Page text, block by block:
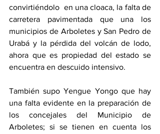
convirtiéndolo  en una cloaca, la falta de
carretera pavimentada que una los
municipios de Arboletes y San Pedro de
Urabá y la pérdida del volcán de lodo,
ahora que es propiedad del estado se
encuentra en descuido intensivo.
También supo Yengue Yongo que hay
una falta evidente en la preparación de
los concejales del Municipio de
Arboletes; si se tienen en cuenta los